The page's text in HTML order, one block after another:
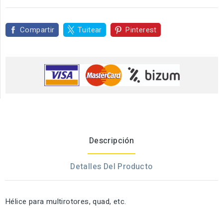
Compartir Tuitear Pinterest
Descripción
Detalles Del Producto
Hélice para multirotores, quad, etc.